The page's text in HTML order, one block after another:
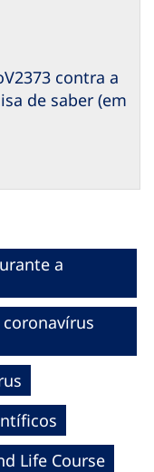
contra a
de saber (em
a
Life Course